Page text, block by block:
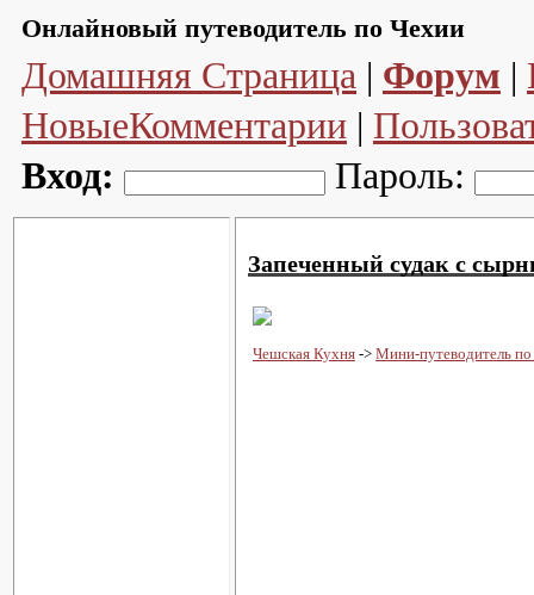
Онлайновый путеводитель по Чехии
Домашняя Страница | Форум |
НовыеКомментарии |
Вход:
Пароль:
Запеченный судак с
Чешская Кухня -> Мини-путеводитель